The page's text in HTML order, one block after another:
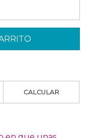
CALCULAR